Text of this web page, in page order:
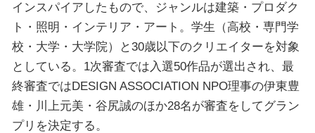
インスパイアしたもので、ジャンルは建築・プロダク
ト・照明・インテリア・アート。学生（高校・専門学
校・大学・大学院）と30歳以下のクリエイターを対象
としている。1次審査では入選50作品が選出され、最
終審査ではDESIGN ASSOCIATION NPO理事の伊東豊
雄・川上元美・谷尻誠のほか28名が審査をしてグラン
プリを決定する。